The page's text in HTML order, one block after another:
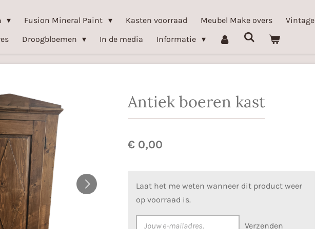
Fusion Mineral Paint Kasten voorraad Meubel Make overs
Vintage
Droogbloemen In de media Informatie
Antiek boeren kast
€ 0,00
Laat het me weten wanneer dit product weer
op voorraad is.
Verzenden